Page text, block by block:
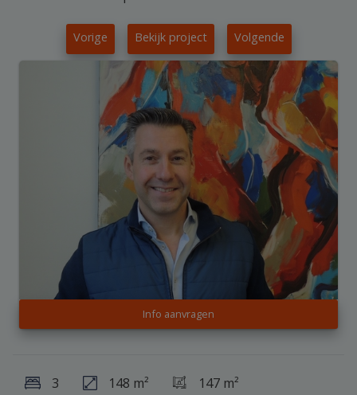
Vorige Bekijk project Volgende
Info aanvragen
3 148 m² 147 m²